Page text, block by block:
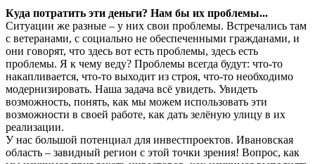
Куда потратить эти деньги? Нам бы их проблемы...
Ситуации же разные – у них свои проблемы. Встречались там
с ветеранами, с социально не обеспеченными гражданами, и
они говорят, что здесь вот есть проблемы, здесь есть
проблемы. Я к чему веду? Проблемы всегда будут: что-то
накапливается, что-то выходит из строя, что-то необходимо
модернизировать. Наша задача всё увидеть. Увидеть
возможность, понять, как мы можем использовать эти
возможности в своей работе, как дать зелёную улицу в их
реализации.
У нас большой потенциал для инвестпроектов. Ивановская
область – завидный регион с этой точки зрения! Вопрос, как